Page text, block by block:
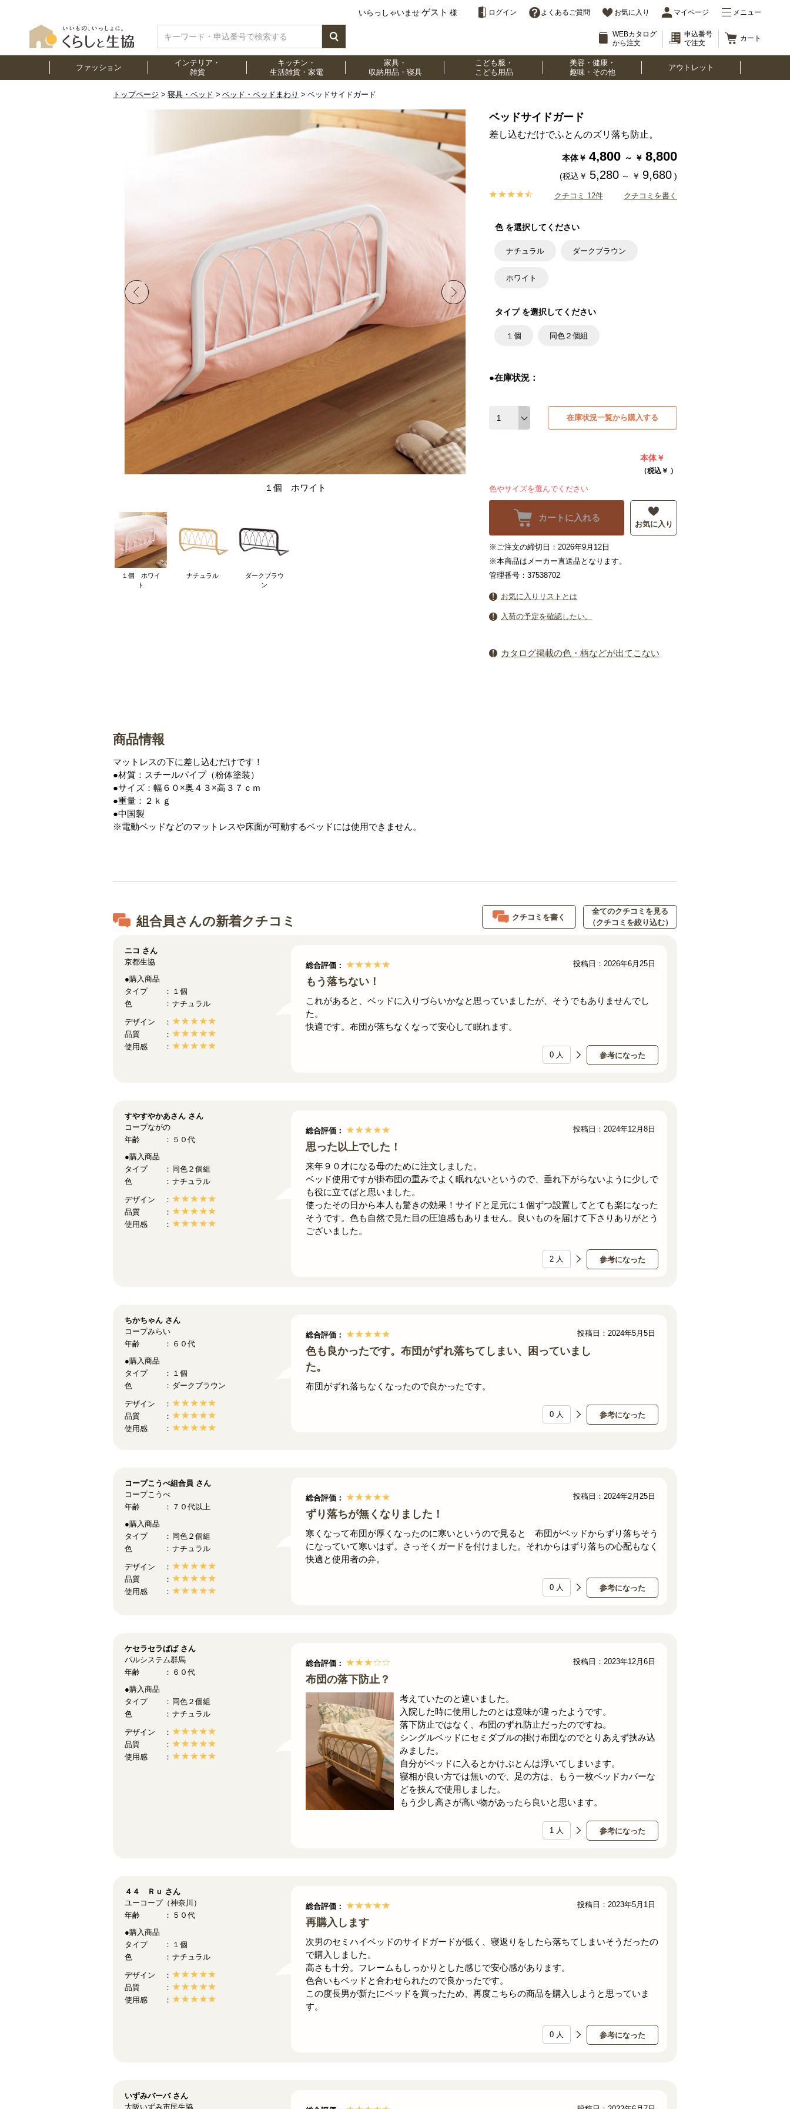
いらっしゃいませ ゲスト 様 ログイン よくあるご質問 お気に入り マイページ メニュー
WEBカタログ
から注文
申込番号
で注文
カート
ファッション
インテリア・
雑貨
キッチン・
生活雑貨・家電
家具・
収納用品・寝具
こども服・
こども用品
美容・健康・
趣味・その他
アウトレット
トップページ 寝具・ベッド ベッド・ベッドまわり ベッドサイドガード
１個 ホワイト
１個 ホワイ
ト
ナチュラル
ダークブラウ
ン
ベッドサイドガード
差し込むだけでふとんのズリ落ち防止。
本体￥ 4,800 ～ ￥ 8,800
(税込￥ 5,280 ～ ￥ 9,680 )
クチコミ 12件 クチコミを書く
色 を選択してください
ナチュラル ダークブラウン
ホワイト
タイプ を選択してください
１個 同色２個組
●在庫状況：
在庫状況一覧から購入する
本体￥
（税込￥ ）
色やサイズを選んでください
カートに入れる
お気に入り
※ご注文の締切日：2026年9月12日
※本商品はメーカー直送品となります。
管理番号：37538702
お気に入りリストとは
入荷の予定を確認したい。
カタログ掲載の色・柄などが出てこない
商品情報
マットレスの下に差し込むだけです！
●材質：スチールパイプ（粉体塗装）
●サイズ：幅６０×奥４３×高３７ｃｍ
●重量：２ｋｇ
●中国製
※電動ベッドなどのマットレスや床面が可動するベッドには使用できません。
組合員さんの新着クチコミ クチコミを書く
全てのクチコミを見る
（クチコミを絞り込む）
総合評価：
もう落ちない！
これがあると、ベッドに入りづらいかなと思っていましたが、そうでもありませんでし
た。
快適です。布団が落ちなくなって安心して眠れます。
参考になった
0 人
投稿日：2026年6月25日
ニコ さん
京都生協
●購入商品
タイプ
１個
色
ナチュラル
デザイン
品質
使用感
総合評価：
思った以上でした！
来年９０才になる母のために注文しました。
ベッド使用ですが掛布団の重みでよく眠れないというので、垂れ下がらないように少しで
も役に立てばと思いました。
使ったその日から本人も驚きの効果！サイドと足元に１個ずつ設置してとても楽になった
そうです。色も自然で見た目の圧迫感もありません。良いものを届けて下さりありがとう
ございました。
参考になった
2 人
投稿日：2024年12月8日
すやすやかあさん さん
コープながの
年齢
５０代
●購入商品
タイプ
同色２個組
色
ナチュラル
デザイン
品質
使用感
総合評価：
色も良かったです。布団がずれ落ちてしまい、困っていまし
た。
布団がずれ落ちなくなったので良かったです。
参考になった
0 人
投稿日：2024年5月5日
ちかちゃん さん
コープみらい
年齢
６０代
●購入商品
タイプ
１個
色
ダークブラウン
デザイン
品質
使用感
総合評価：
ずり落ちが無くなりました！
寒くなって布団が厚くなったのに寒いというので見ると 布団がベッドからずり落ちそう
になっていて寒いはず。さっそくガードを付けました。それからはずり落ちの心配もなく
快適と使用者の弁。
参考になった
0 人
投稿日：2024年2月25日
コープこうべ組合員 さん
コープこうべ
年齢
７０代以上
●購入商品
タイプ
同色２個組
色
ナチュラル
デザイン
品質
使用感
総合評価：
布団の落下防止？
考えていたのと違いました。
入院した時に使用したのとは意味が違ったようです。
落下防止ではなく、布団のずれ防止だったのですね。
シングルベッドにセミダブルの掛け布団なのでとりあえず挟み込
みました。
自分がベッドに入るとかけぶとんは浮いてしまいます。
寝相が良い方では無いので、足の方は、もう一枚ベッドカバーな
どを挟んで使用しました。
もう少し高さが高い物があったら良いと思います。
参考になった
1 人
投稿日：2023年12月6日
ケセラセラばばさん
パルシステム群馬
年齢
６０代
●購入商品
タイプ
同色２個組
色
ナチュラル
デザイン
品質
使用感
総合評価：
再購入します
次男のセミハイベッドのサイドガードが低く、寝返りをしたら落ちてしまいそうだったの
で購入しました。
高さも十分。フレームもしっかりとした感じで安心感があります。
色合いもベッドと合わせられたので良かったです。
この度長男が新たにベッドを買ったため、再度こちらの商品を購入しようと思っていま
す。
参考になった
0 人
投稿日：2023年5月1日
４４ Ｒｕ さん
ユーコープ（神奈川）
年齢
５０代
●購入商品
タイプ
１個
色
ナチュラル
デザイン
品質
使用感
いずみバーバさん
大阪いずみ市民生協